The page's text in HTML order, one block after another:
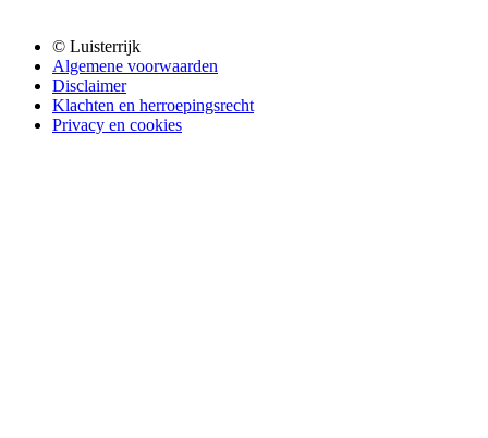
© Luisterrijk
Algemene voorwaarden
Disclaimer
Klachten en herroepingsrecht
Privacy en cookies